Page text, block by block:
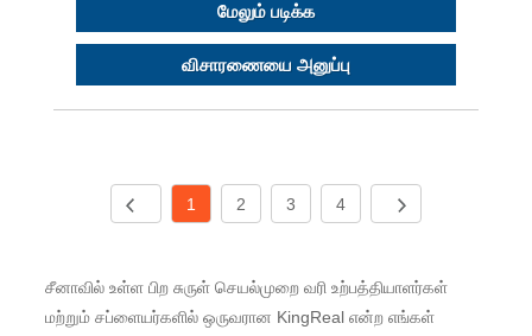
மேலும் படிக்க
விசாரணையை அனுப்பு
1 2 3 4
சீனாவில் உள்ள பிற சுருள் செயல்முறை வரி உற்பத்தியாளர்கள்
மற்றும் சப்ளையர்களில் ஒருவரான KingReal என்ற எங்கள்